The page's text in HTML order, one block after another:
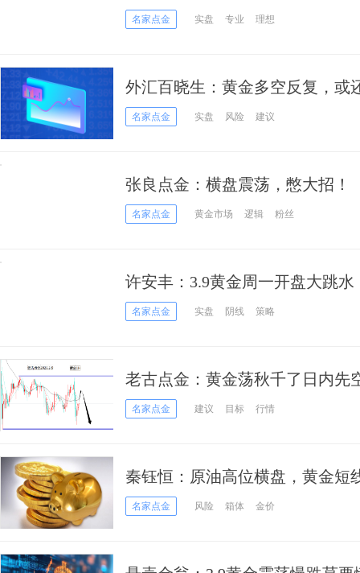
名家点金 实盘 专业 理想
外汇百晓生：黄金多空反复，或
名家点金 实盘 风险 建议
张良点金：横盘震荡，憋大招！
名家点金 黄金市场 逻辑 粉丝
许安丰：3.9黄金周一开盘大跳
从？
名家点金 实盘 阴线 策略
老古点金：黄金荡秋千了日内先
名家点金 建议 目标 行情
秦钰恒：原油高位横盘，黄金短
上行空间
名家点金 风险 箱体 金价